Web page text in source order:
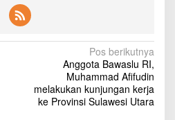
Pos berikutnya
Anggota Bawaslu RI,
Muhammad Afifudin
melakukan kunjungan kerja
ke Provinsi Sulawesi Utara